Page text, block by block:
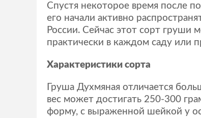
Спустя некоторое время после
его начали активно
России. Сейчас этот сорт груши
практически в каждом саду или
Характеристики сорта
Груша Духмяная отличается
вес может достигать 250-300
форму, с выраженной шейкой у